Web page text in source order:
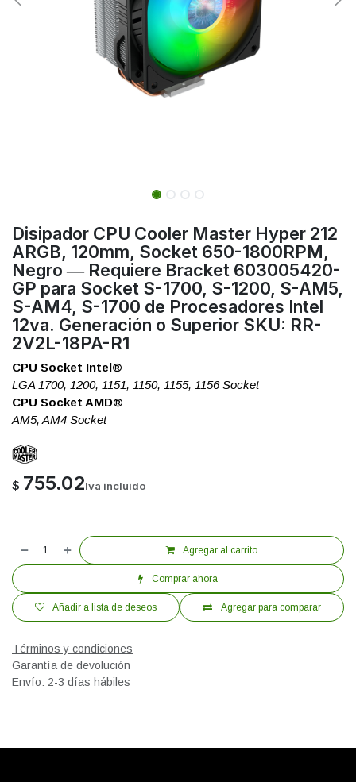
Disipador CPU Cooler Master Hyper 212
ARGB, 120mm, Socket 650-1800RPM,
Negro ― Requiere Bracket 603005420-
GP para Socket S-1700, S-1200, S-AM5,
S-AM4, S-1700 de Procesadores Intel
12va. Generación o Superior SKU: RR-
2V2L-18PA-R1
CPU Socket Intel®
LGA 1700, 1200, 1151, 1150, 1155, 1156 Socket
CPU Socket AMD®
AM5, AM4 Socket
$ 755.02Iva incluido
Agregar al carrito
Comprar ahora
Agregar para comparar
Añadir a lista de deseos
Términos y condiciones
Garantía de devolución
Envío: 2-3 días hábiles